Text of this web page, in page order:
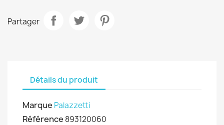
Partager
Détails du produit
Marque Palazzetti
Référence 893120060